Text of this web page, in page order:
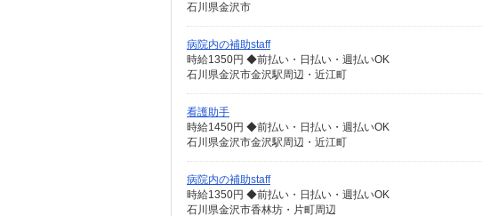
石川県金沢市
病院内の補助staff
時給1350円 ◆前払い・日払い・週払いOK
石川県金沢市金沢駅周辺・近江町
看護助手
時給1450円 ◆前払い・日払い・週払いOK
石川県金沢市金沢駅周辺・近江町
病院内の補助staff
時給1350円 ◆前払い・日払い・週払いOK
石川県金沢市香林坊・片町周辺